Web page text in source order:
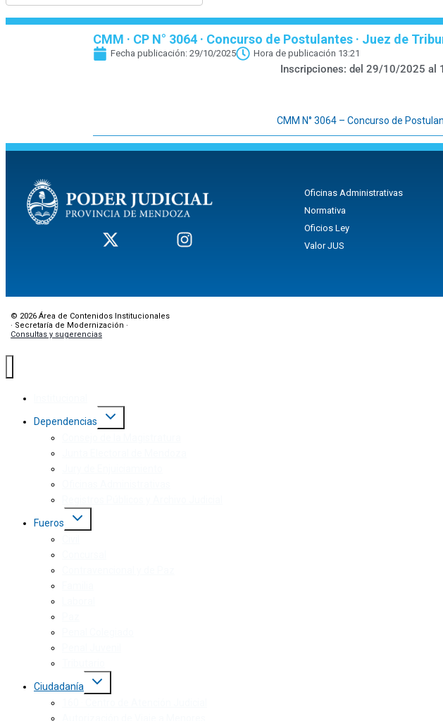
CMM · CP N° 3064 · Concurso de Postulantes · Juez de
Fecha publicación: 29/10/2025 Hora de publicación 13:21
Inscripciones: del 29/10/2025 al
CMM N° 3064 – Concurso de
Oficinas Administrativas
Normativa
Oficios Ley
Valor JUS
© 2026 Área de Contenidos Institucionales
· Secretaría de Modernización ·
Consultas y sugerencias
Dependencias
Fueros
Ciudadanía